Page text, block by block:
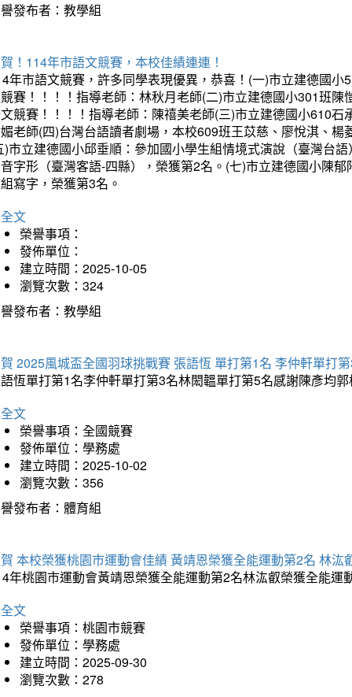
發布者：教學組
！114年市語文競賽，本校佳績連連！
年市語文競賽，許多同學表現優異，恭喜！(一)市立建德國
賽！！！！指導老師：林秋月老師(二)市立建德國小301班
競賽！！！！指導老師：陳禧美老師(三)市立建德國小610
老師(四)台灣台語讀者劇場，本校609班王苡慈、廖悅淇、
)市立建德國小邱垂順：參加國小學生組情境式演說（臺灣台
字形（臺灣客語-四縣），榮獲第2名。(七)市立建德國小陳
寫字，榮獲第3名。
文
榮譽事項：
發佈單位：
建立時間：2025-10-05
瀏覽次數：324
發布者：教學組
2025風城盃全國羽球挑戰賽 張語恆 單打第1名 李仲軒單打
恆單打第1名李仲軒單打第3名林閎韞單打第5名感謝陳彥均
文
榮譽事項：全國競賽
發佈單位：學務處
建立時間：2025-10-02
瀏覽次數：356
發布者：體育組
本校榮獲桃園市運動會佳績 黃靖恩榮獲全能運動第2名 林汯
年桃園市運動會黃靖恩榮獲全能運動第2名林汯叡榮獲全能運
文
榮譽事項：桃園市競賽
發佈單位：學務處
建立時間：2025-09-30
瀏覽次數：278